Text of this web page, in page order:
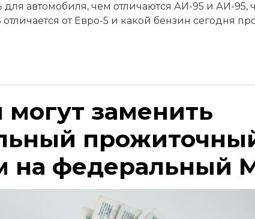
для автомобиля, чем отличаются АИ-95 и АИ-95,
от Евро-5 и какой бензин сегодня
могут заменить
на федеральный